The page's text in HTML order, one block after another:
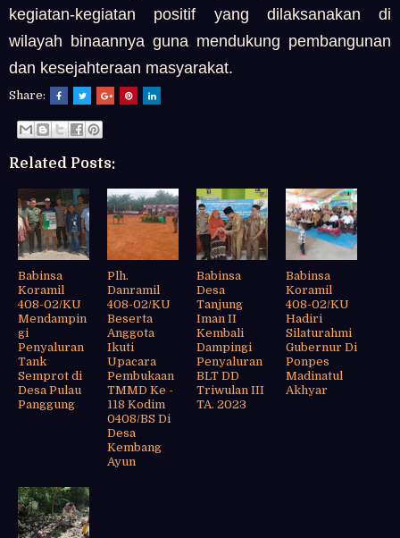
kegiatan-kegiatan positif yang dilaksanakan di
wilayah binaannya guna mendukung pembangunan
dan kesejahteraan masyarakat.
Share:
Related Posts:
Babinsa
Koramil
408-02/KU
Mendampin
gi
Penyaluran
Tank
Semprot di
Desa Pulau
Panggung
Plh.
Danramil
408-02/KU
Beserta
Anggota
Ikuti
Upacara
Pembukaan
TMMD Ke -
118 Kodim
0408/BS Di
Desa
Kembang
Ayun
Babinsa
Desa
Tanjung
Iman II
Kembali
Dampingi
Penyaluran
BLT DD
Triwulan III
TA. 2023
Babinsa
Koramil
408-02/KU
Hadiri
Silaturahmi
Gubernur Di
Ponpes
Madinatul
Akhyar